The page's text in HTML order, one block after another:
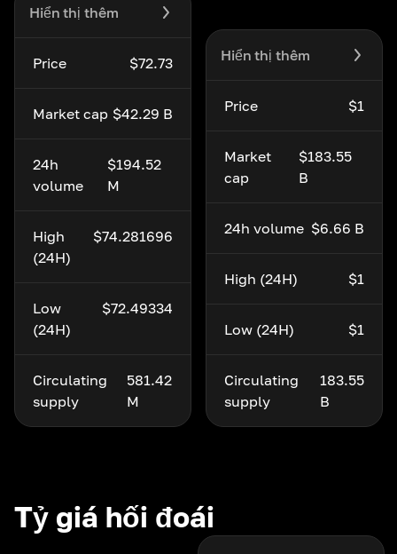
Hiển thị thêm
Price $72.73
Market cap $42.29 B
24h
volume
$194.52
M
High
(24H)
$74.281696
Low
(24H)
$72.49334
Circulating
supply
581.42
M
Hiển thị thêm
Price $1
Market
cap
$183.55
B
24h volume $6.66 B
High (24H) $1
Low (24H) $1
Circulating
supply
183.55
B
Tỷ giá hối đoái